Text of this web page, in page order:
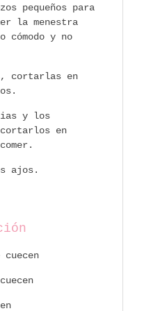
pequeños para
la menestra
cómodo y no
cortarlas en
y los
cortarlos en
ajos.